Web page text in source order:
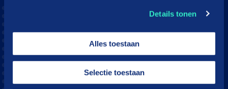
Details tonen
Alles toestaan
Selectie toestaan
Download app